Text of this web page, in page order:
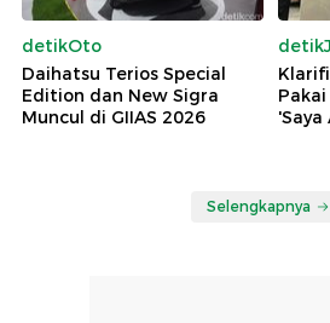
detikOto
Daihatsu Terios Special
Edition dan New Sigra
Muncul di GIIAS 2026
'Saya
Selengkapnya